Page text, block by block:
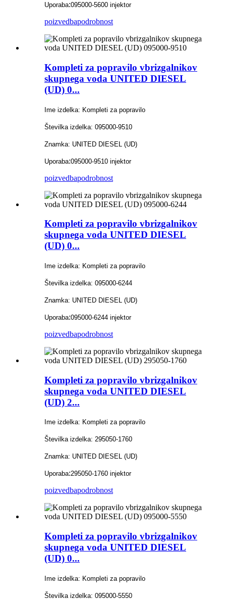
Uporaba:095000-5600 injektor
poizvedbapodrobnost
Kompleti za popravilo vbrizgalnikov
skupnega voda UNITED DIESEL
(UD) 0...
Ime izdelka: Kompleti za popravilo
Številka izdelka: 095000-9510
Znamka: UNITED DIESEL (UD)
Uporaba:095000-9510 injektor
poizvedbapodrobnost
Kompleti za popravilo vbrizgalnikov
skupnega voda UNITED DIESEL
(UD) 0...
Ime izdelka: Kompleti za popravilo
Številka izdelka: 095000-6244
Znamka: UNITED DIESEL (UD)
Uporaba:095000-6244 injektor
poizvedbapodrobnost
Kompleti za popravilo vbrizgalnikov
skupnega voda UNITED DIESEL
(UD) 2...
Ime izdelka: Kompleti za popravilo
Številka izdelka: 295050-1760
Znamka: UNITED DIESEL (UD)
Uporaba:295050-1760 injektor
poizvedbapodrobnost
Kompleti za popravilo vbrizgalnikov
skupnega voda UNITED DIESEL
(UD) 0...
Ime izdelka: Kompleti za popravilo
Številka izdelka: 095000-5550